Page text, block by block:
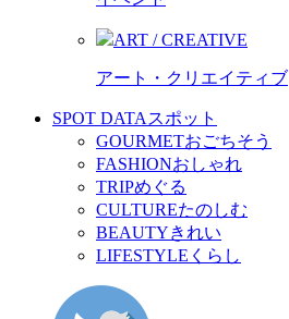
ART / CREATIVE
アート・クリエイティブ
SPOT DATA スポット
GOURMETおごちそう
FASHIONおしゃれ
TRIPめぐる
CULTUREたのしむ
BEAUTYきれい
LIFESTYLE くらし